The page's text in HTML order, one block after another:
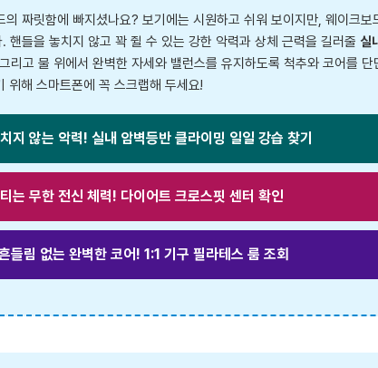
짜릿함에 빠지셨나요? 보기에는 시원하고 쉬워 보이지만, 웨이크보
들을 놓치지 않고 꽉 쥘 수 있는 강한 악력과 상체 근력을 길러줄 실
, 그리고 물 위에서 완벽한 자세와 밸런스를 유지하도록 척추와 코어를 단
해 스마트폰에 꼭 스크랩해 두세요!
지 않는 악력! 실내 암벽등반 클라이밍 일일 강습 찾기
는 무한 전신 체력! 다이어트 크로스핏 센터 확인
들림 없는 완벽한 코어! 1:1 기구 필라테스 룸 조회